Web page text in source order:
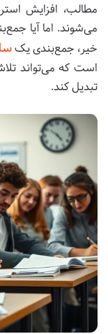
مطالب، افزایش
می‌شوند. اما آیا
خیر، جمع‌بندی یک
است که می‌تواند
تبدیل کند.